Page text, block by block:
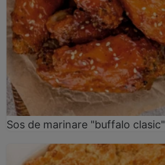
Sos de marinare "buffalo clasic"